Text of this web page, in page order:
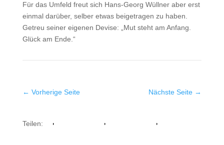
Für das Umfeld freut sich Hans-Georg Wüllner aber erst
einmal darüber, selber etwas beigetragen zu haben.
Getreu seiner eigenen Devise: „Mut steht am Anfang.
Glück am Ende.“
← Vorherige Seite Nächste Seite →
Teilen: Facebook Whatsapp Twitter